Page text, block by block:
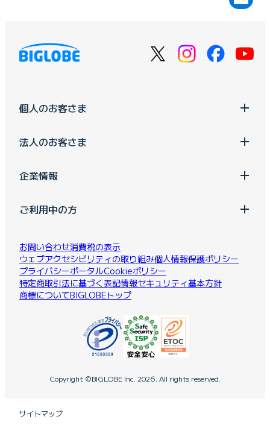
個人のお客さま
法人のお客さま
企業情報
ご利用中の方
お問い合わせ消費税の表示
ウェブアクセシビリティの取り組み個人情報保護ポリシー
プライバシーポータルCookieポリシー
特定商取引法に基づく表記情報セキュリティ基本方針
商標についてBIGLOBEトップ
Copyright ©BIGLOBE Inc. 2026. All rights reserved.
サイトマップ